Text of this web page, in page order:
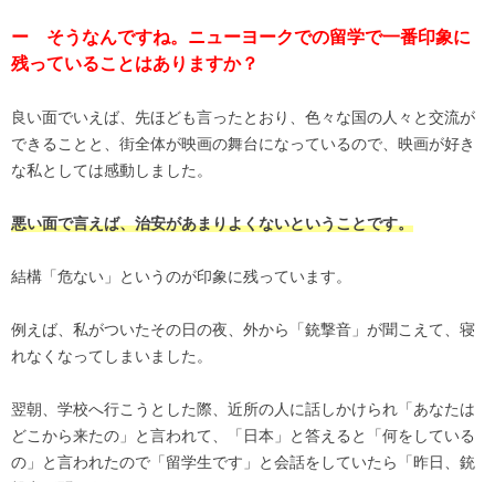
ー そうなんですね。ニューヨークでの留学で一番印象に
残っていることはありますか？
良い面でいえば、先ほども言ったとおり、色々な国の人々と交流が
できることと、街全体が映画の舞台になっているので、映画が好き
な私としては感動しました。
悪い面で言えば、治安があまりよくないということです。
結構「危ない」というのが印象に残っています。
例えば、私がついたその日の夜、外から「銃撃音」が聞こえて、寝
れなくなってしまいました。
翌朝、学校へ行こうとした際、近所の人に話しかけられ「あなたは
どこから来たの」と言われて、「日本」と答えると「何をしている
の」と言われたので「留学生です」と会話をしていたら「昨日、銃